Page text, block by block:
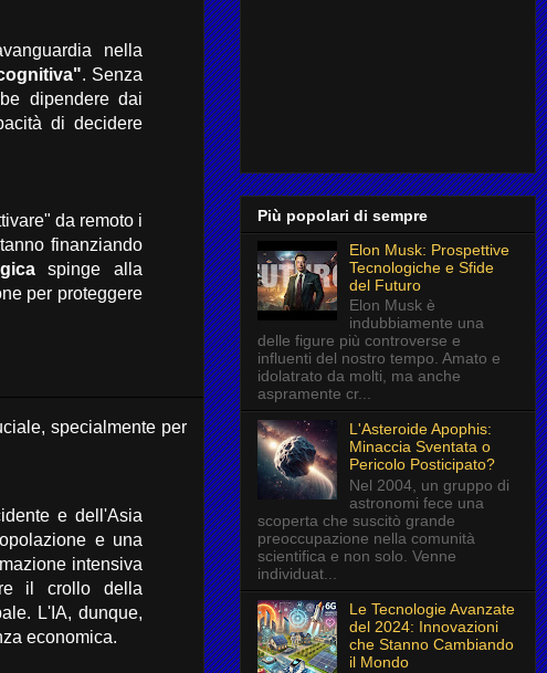
nella
. Senza
dipendere dai
di decidere
da remoto i
finanziando
spinge alla
per proteggere
specialmente per
e dell'Asia
e una
intensiva
il crollo della
L'IA, dunque,
economica.
Più popolari di sempre
Elon Musk: Prospettive
Tecnologiche e Sfide
del Futuro
Elon Musk è
indubbiamente una
delle figure più controverse e
influenti del nostro tempo. Amato e
idolatrato da molti, ma anche
aspramente cr...
L'Asteroide Apophis:
Minaccia Sventata o
Pericolo Posticipato?
Nel 2004, un gruppo di
astronomi fece una
scoperta che suscitò grande
preoccupazione nella comunità
scientifica e non solo. Venne
individuat...
Le Tecnologie Avanzate
del 2024: Innovazioni
che Stanno Cambiando
il Mondo